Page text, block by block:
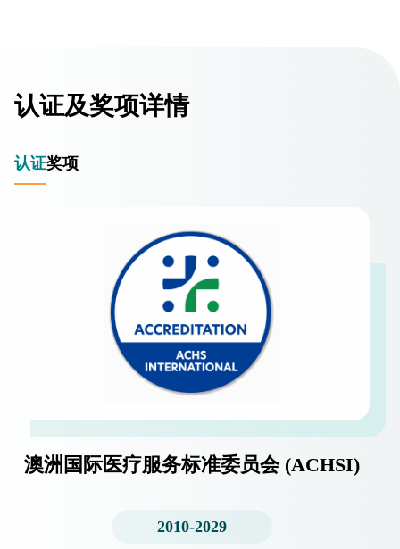
认证及奖项详情
认证奖项
澳洲国际医疗服务标准委员会 (ACHSI)
2010-2029